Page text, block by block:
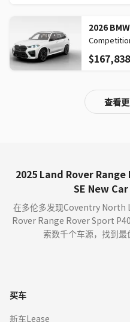
2026
$167,838
查看
2025 Land Rover
SE New
在多伦多发现Coventry North
Rover Range Rover Sport
索数千个车源，找到最
买车
新车Lease